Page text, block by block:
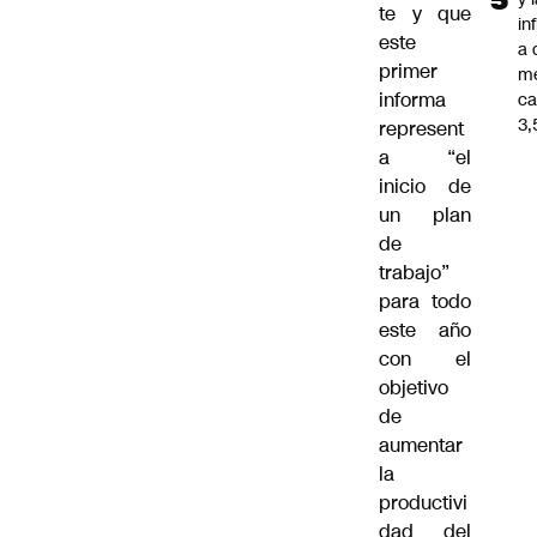
te y que
este
primer
informa
represent
a “el
inicio de
un plan
de
trabajo”
para todo
este año
con el
objetivo
de
aumentar
la
productivi
dad del
a